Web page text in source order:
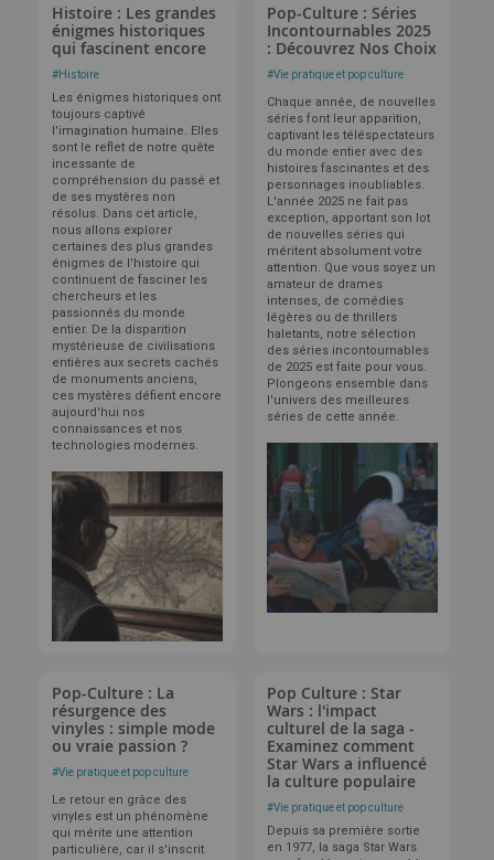
Histoire : Les grandes
énigmes historiques
qui fascinent encore
#Histoire
Les énigmes historiques ont
toujours captivé
l'imagination humaine. Elles
sont le reflet de notre quête
incessante de
compréhension du passé et
de ses mystères non
résolus. Dans cet article,
nous allons explorer
certaines des plus grandes
énigmes de l'histoire qui
continuent de fasciner les
chercheurs et les
passionnés du monde
entier. De la disparition
mystérieuse de civilisations
entières aux secrets cachés
de monuments anciens,
ces mystères défient encore
aujourd'hui nos
connaissances et nos
technologies modernes.
Pop-Culture : Séries
Incontournables 2025
: Découvrez Nos Choix
#Vie pratique et pop culture
Chaque année, de nouvelles
séries font leur apparition,
captivant les téléspectateurs
du monde entier avec des
histoires fascinantes et des
personnages inoubliables.
L'année 2025 ne fait pas
exception, apportant son lot
de nouvelles séries qui
méritent absolument votre
attention. Que vous soyez un
amateur de drames
intenses, de comédies
légères ou de thrillers
haletants, notre sélection
des séries incontournables
de 2025 est faite pour vous.
Plongeons ensemble dans
l'univers des meilleures
séries de cette année.
Pop-Culture : La
résurgence des
vinyles : simple mode
ou vraie passion ?
#Vie pratique et pop culture
Le retour en grâce des
vinyles est un phénomène
qui mérite une attention
particulière, car il s'inscrit
Pop Culture : Star
Wars : l'impact
culturel de la saga -
Examinez comment
Star Wars a influencé
la culture populaire
#Vie pratique et pop culture
Depuis sa première sortie
en 1977, la saga Star Wars